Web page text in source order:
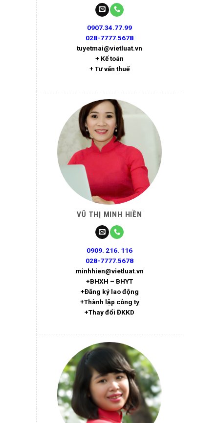
0907.34.77.99
028-7777.5678
tuyetmai@vietluat.vn
+ Kế toán
+ Tư vấn thuế
VŨ THỊ MINH HIỀN
0909. 216. 116
028-7777.5678
minhhien@vietluat.vn
+BHXH – BHYT
+Đăng ký lao động
+Thành lập công ty
+Thay đổi ĐKKD